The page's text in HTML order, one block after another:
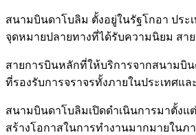
สนามบินดาโบลิม ตั้งอยู่ในรัฐโกอา ประ
จุดหมายปลายทางที่ได้รับความนิยม สา
สายการบินหลักที่ให้บริการจากสนามบิน
ที่รองรับการจราจรทั้งภายในประเทศแ
สนามบินดาโบลิมเปิดดำเนินการมาตั้งแ
สร้างโอกาสในการทำงานมากมายในภ